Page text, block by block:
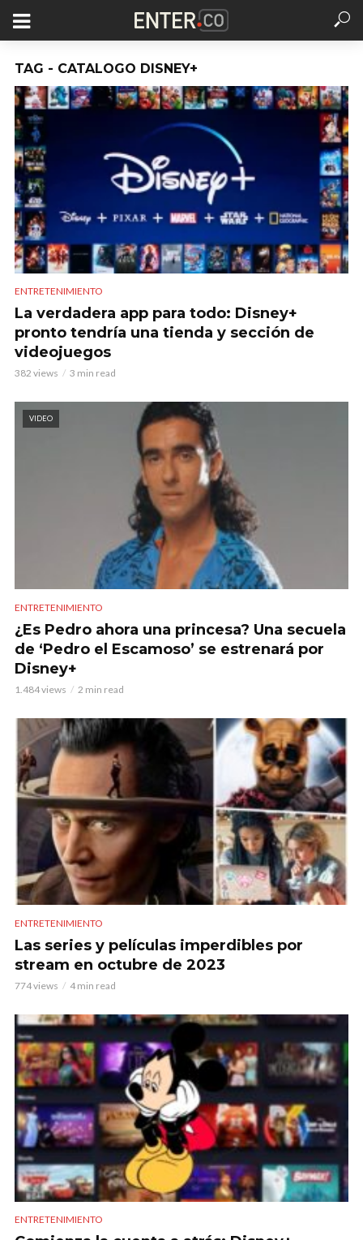
TAG - CATALOGO DISNEY+
ENTRETENIMIENTO
La verdadera app para todo: Disney+
pronto tendría una tienda y sección de
videojuegos
382 views 3 min read
VIDEO
ENTRETENIMIENTO
¿Es Pedro ahora una princesa? Una secuela
de ‘Pedro el Escamoso’ se estrenará por
Disney+
1.484 views 2 min read
ENTRETENIMIENTO
Las series y películas imperdibles por
stream en octubre de 2023
774 views 4 min read
ENTRETENIMIENTO